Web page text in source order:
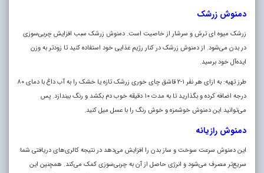
دمنوش زرشک
زرشک میوه‌ ای ترش و سرشار از خاصیت است. دمنوش زرشک سبب افزایش چربی‌سوزی
در بدن می‌شود. از دمنوش زرشک در کنار رژیم غذایی خود استفاده کنید تا زودتر به وزن
ایده‌آل خود برسید.
طرز تهیه: به ازای هر نفر ۱-۲ قاشق چای خوری زرشک تازه یا خشک را به آب داغ با دمای ۸۰
درجه اضافه کرده و بگذارید تا به مدت ۱۰ دقیقه خوب دم بکشد و رنگ بیندازد. پس
می‌توانید این دمنوش خوشمزه و خوش رنگ را با عسل میل کنید.
دمنوش رازیانه
این دمنوش سرعت سوخت و ساز بدن را افزایش می‌دهد در نتیجه کالری‌های دریافتی شما
سریع‌تر مصرف می‌شود و انرژی حاصل از آن به چربی‌سوزی کمک می‌کند. همچنین این